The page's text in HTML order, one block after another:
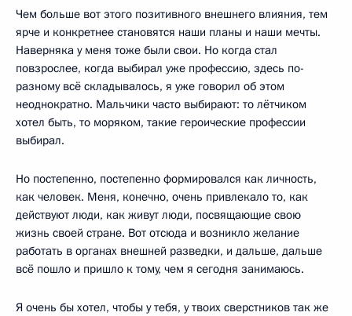
Чем больше вот этого позитивного внешнего влияния, тем
ярче и конкретнее становятся наши планы и наши мечты.
Наверняка у меня тоже были свои. Но когда стал
повзрослее, когда выбирал уже профессию, здесь по-
разному всё складывалось, я уже говорил об этом
неоднократно. Мальчики часто выбирают: то лётчиком
хотел быть, то моряком, такие героические профессии
выбирал.
Но постепенно, постепенно формировался как личность,
как человек. Меня, конечно, очень привлекало то, как
действуют люди, как живут люди, посвящающие свою
жизнь своей стране. Вот отсюда и возникло желание
работать в органах внешней разведки, и дальше, дальше
всё пошло и пришло к тому, чем я сегодня занимаюсь.
Я очень бы хотел, чтобы у тебя, у твоих сверстников так же